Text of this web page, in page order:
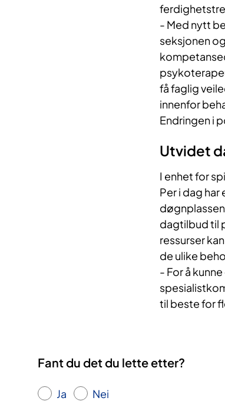
- Med nytt
seksjonen
få faglig
innenfor
Endringen i
Utvidet
I enhet for
Per i dag
dagtilbud til
ressurser
de ulike
- For å
til beste for
Fant du det du lette etter?
Ja Nei